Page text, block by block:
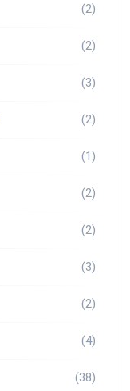
(2)
(2)
(3)
(2)
(1)
(2)
(2)
(3)
(2)
(4)
(38)